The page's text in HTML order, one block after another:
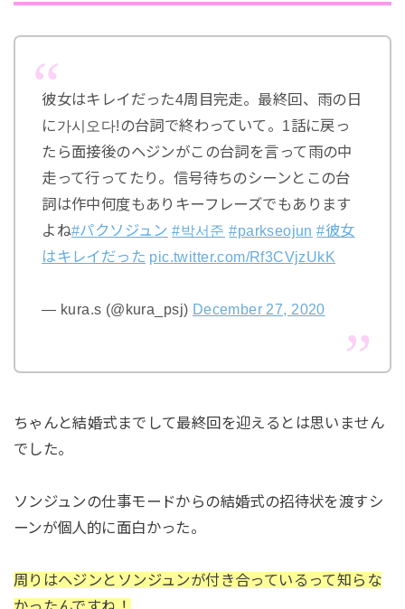
彼女はキレイだった4周目完走。最終回、雨の日
に가시오다!の台詞で終わっていて。1話に戻っ
たら面接後のヘジンがこの台詞を言って雨の中
走って行ってたり。信号待ちのシーンとこの台
詞は作中何度もありキーフレーズでもあります
よね#パクソジュン #박서준 #parkseojun #彼女
はキレイだった pic.twitter.com/Rf3CVjzUkK
— kura.s (@kura_psj) December 27, 2020
ちゃんと結婚式までして最終回を迎えるとは思いません
でした。
ソンジュンの仕事モードからの結婚式の招待状を渡すシ
ーンが個人的に面白かった。
周りはヘジンとソンジュンが付き合っているって知らな